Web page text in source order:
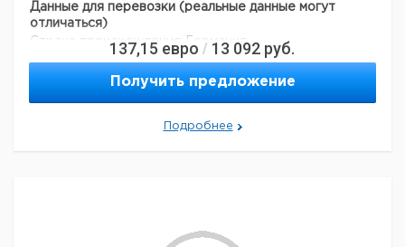
Данные для перевозки (реальные данные могут
отличаться)
Страна происхождения:
Германия
Страна происхождения:
Северный Рейн-Вестфалия
Ширина упаковки:
0,11 м
0,002094 м
137,15 евро / 13 092 руб.
Получить предложение
Подробнее